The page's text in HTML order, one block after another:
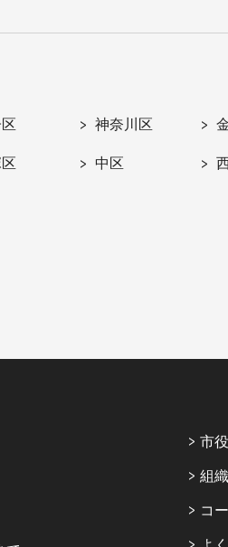
神奈川区
中区
市
組
コ